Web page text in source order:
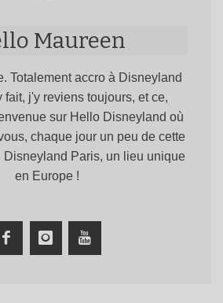
Maureen
Totalement accro à Disneyland
fait, j'y reviens toujours, et ce,
sur Hello Disneyland où
chaque jour un peu de cette
Disneyland Paris, un lieu unique
en Europe !